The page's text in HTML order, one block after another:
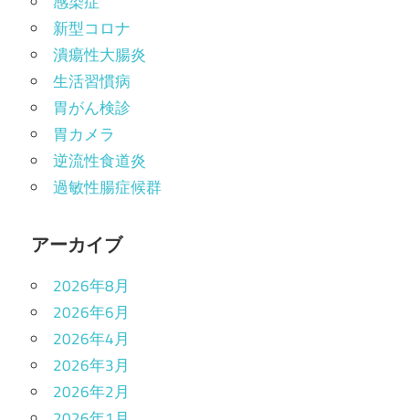
新型コロナ
潰瘍性大腸炎
生活習慣病
胃がん検診
胃カメラ
逆流性食道炎
過敏性腸症候群
アーカイブ
2026年8月
2026年6月
2026年4月
2026年3月
2026年2月